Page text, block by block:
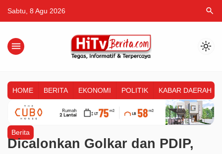
Sabtu, 8 Agu 2026 search
menu light_mode
HOME BERITA EKONOMI POLITIK KABAR DAERAH
Berita
Dicalonkan Golkar dan PDIP,